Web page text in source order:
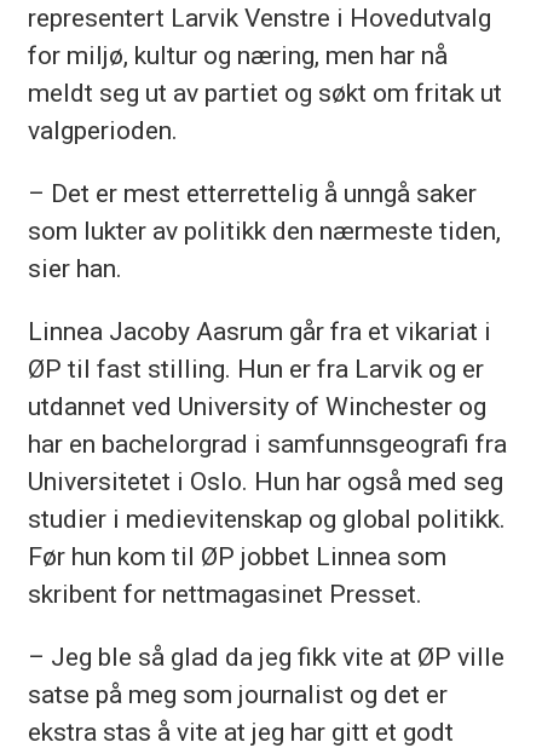
representert Larvik Venstre i Hovedutvalg
for miljø, kultur og næring, men har nå
meldt seg ut av partiet og søkt om fritak ut
valgperioden.
– Det er mest etterrettelig å unngå saker
som lukter av politikk den nærmeste tiden,
sier han.
Linnea Jacoby Aasrum går fra et vikariat i
ØP til fast stilling. Hun er fra Larvik og er
utdannet ved University of Winchester og
har en bachelorgrad i samfunnsgeografi fra
Universitetet i Oslo. Hun har også med seg
studier i medievitenskap og global politikk.
Før hun kom til ØP jobbet Linnea som
skribent for nettmagasinet Presset.
– Jeg ble så glad da jeg fikk vite at ØP ville
satse på meg som journalist og det er
ekstra stas å vite at jeg har gitt et godt